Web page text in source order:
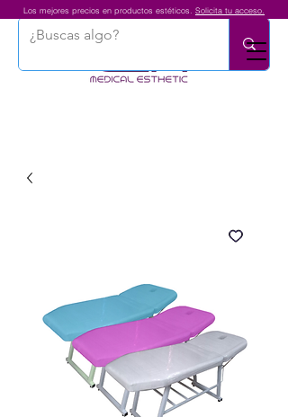
Los mejores precios en productos estéticos. Solicita tu acceso.